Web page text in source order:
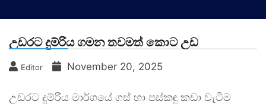
උඩරට දුම්රිය ගමන තවමත් කොට උඩ
Editor November 20, 2025
උඩරට දුම්රිය මාර්ගයේ ගස් හා පස්කඳු කඩා වැටීම